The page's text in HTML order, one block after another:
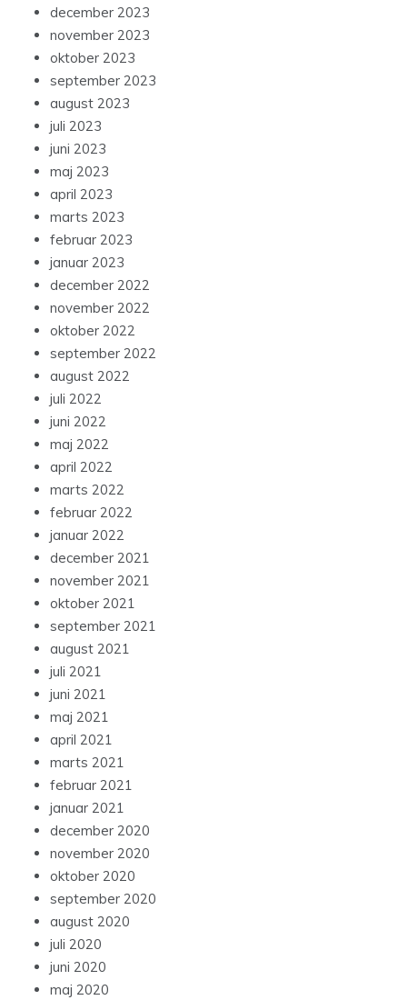
december 2023
november 2023
oktober 2023
september 2023
august 2023
juli 2023
juni 2023
maj 2023
april 2023
marts 2023
februar 2023
januar 2023
december 2022
november 2022
oktober 2022
september 2022
august 2022
juli 2022
juni 2022
maj 2022
april 2022
marts 2022
februar 2022
januar 2022
december 2021
november 2021
oktober 2021
september 2021
august 2021
juli 2021
juni 2021
maj 2021
april 2021
marts 2021
februar 2021
januar 2021
december 2020
november 2020
oktober 2020
september 2020
august 2020
juli 2020
juni 2020
maj 2020